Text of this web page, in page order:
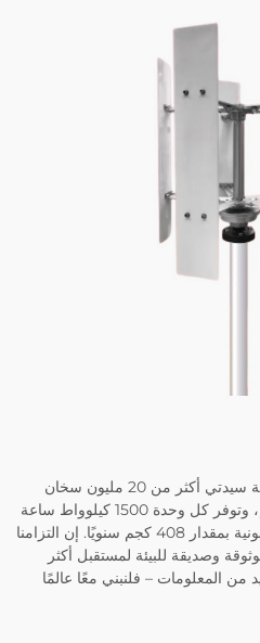
بخبرة تمتد لـ 19 عامًا، قدمت شركة سيدتي أكثر من 20 مليون سخان
مياه شمسي في جميع أنحاء العالم، وتوفر كل وحدة 1500 كيلوواط ساعة
من الكهرباء وتقلل الانبعاثات الكربونية بمقدار 408 كجم سنويًا. إن التزامنا
وصديقة للبيئة لمستقبل أكثر
من المعلومات – فلنبني معًا عالمًا